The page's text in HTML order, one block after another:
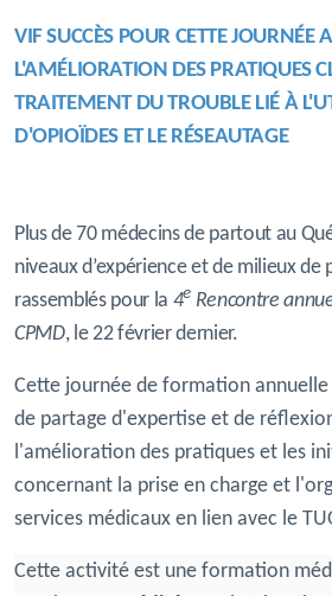
VIF SUCCÈS POUR CETTE JOURNÉE
L'AMÉLIORATION DES PRATIQUES
TRAITEMENT DU TROUBLE LIÉ À
D'OPIOÏDES ET LE RÉSEAUTAGE
Plus de 70 médecins de partout au
niveaux d’expérience et de milieux de
rassemblés pour la 4e Rencontre
CPMD, le 22 février dernier.
Cette journée de formation
de partage d'expertise et de
l'amélioration des pratiques et les
concernant la prise en charge et
services médicaux en lien avec le
Cette activité est une formation